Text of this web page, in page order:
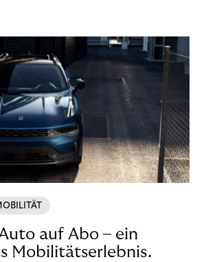
auf Abo – ein
Mobilitätserlebnis.